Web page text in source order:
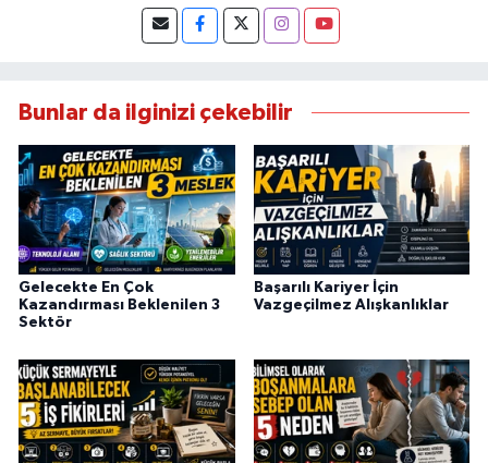
Bunlar da ilginizi çekebilir
Gelecekte En Çok
Kazandırması Beklenilen 3
Sektör
Başarılı Kariyer İçin
Vazgeçilmez Alışkanlıklar